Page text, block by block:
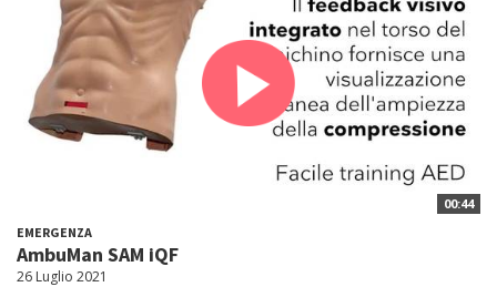
00:44
EMERGENZA
AmbuMan SAM iQF
26 Luglio 2021